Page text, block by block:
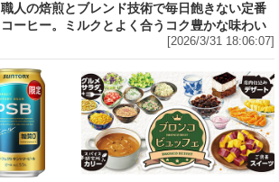
職人の焙煎とブレンド技術で毎日飽きない定番
コーヒー。ミルクとよく合うコク豊かな味わい
[2026/3/31 18:06:07]